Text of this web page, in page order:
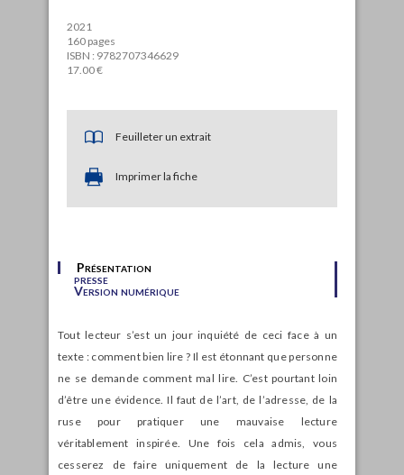
2021
160 pages
ISBN : 9782707346629
17.00 €
Feuilleter un extrait
Imprimer la fiche
Présentation
presse
Version numérique
Tout lecteur s’est un jour inquiété de ceci face à un
texte : comment bien lire ? Il est étonnant que personne
ne se demande comment mal lire. C’est pourtant loin
d’être une évidence. Il faut de l’art, de l’adresse, de la
ruse pour pratiquer une mauvaise lecture
véritablement inspirée. Une fois cela admis, vous
cesserez de faire uniquement de la lecture une